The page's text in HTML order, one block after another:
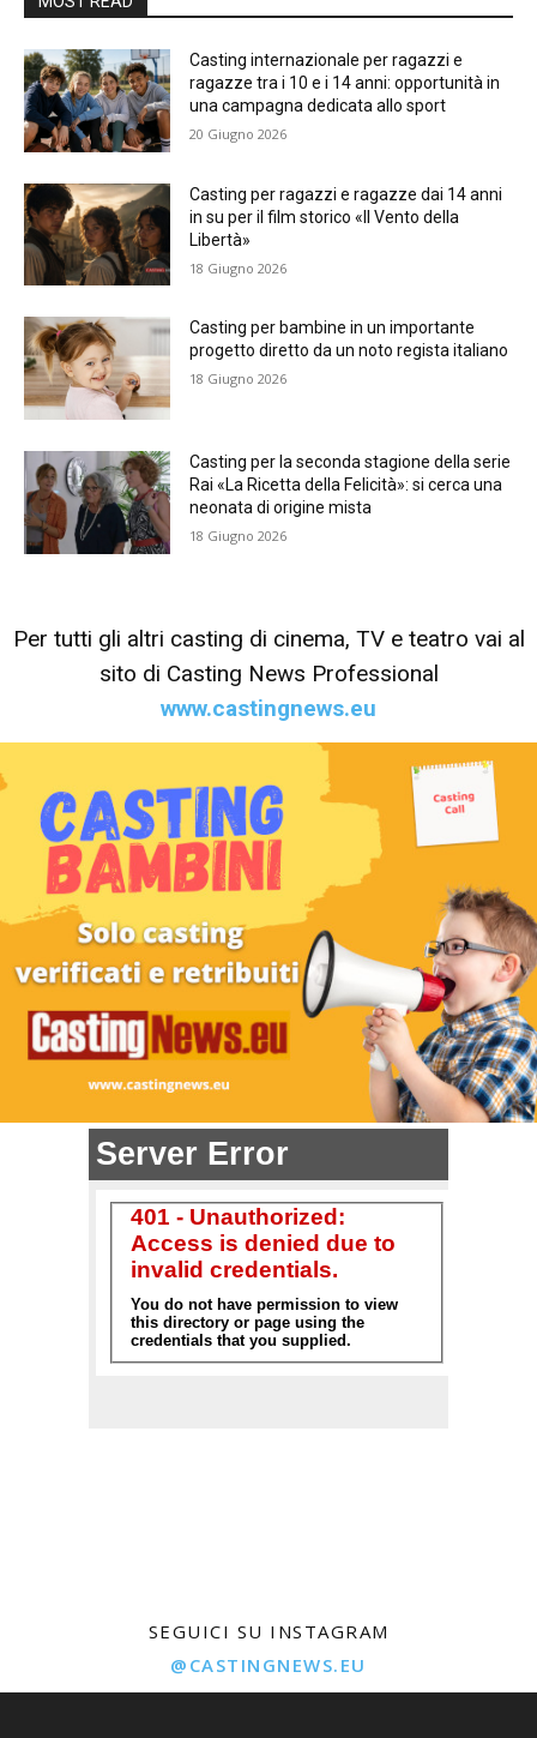
Casting internazionale per ragazzi e
ragazze tra i 10 e i 14 anni: opportunità in
una campagna dedicata allo sport
20 Giugno 2026
Casting per ragazzi e ragazze dai 14 anni
in su per il film storico «Il Vento della
Libertà»
18 Giugno 2026
Casting per bambine in un importante
progetto diretto da un noto regista italiano
18 Giugno 2026
Casting per la seconda stagione della serie
Rai «La Ricetta della Felicità»: si cerca una
neonata di origine mista
18 Giugno 2026
Per tutti gli altri casting di cinema, TV e teatro vai al
sito di Casting News Professional
www.castingnews.eu
SEGUICI SU INSTAGRAM
@CASTINGNEWS.EU